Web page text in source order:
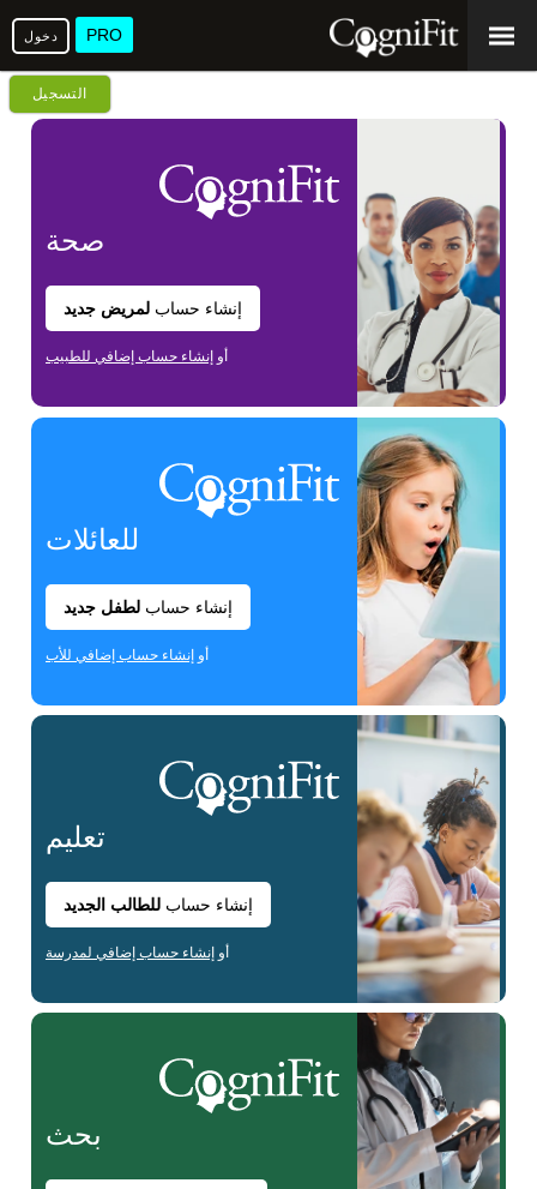
PRO دخول
التسجيل
صحة
إنشاء حسابلمريض جديد
أو إنشاء حساب إضافي للطبيب
للعائلات
إنشاء حسابلطفل جديد
أوإنشاء حساب إضافي للأب
تعليم
إنشاء حسابللطالب الجديد
أو إنشاء حساب إضافي لمدرسة
بحث